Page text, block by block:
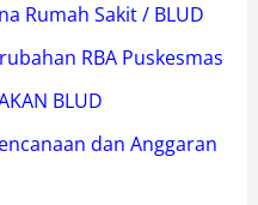
Rumah Sakit / BLUD
RBA Puskesmas
BLUD
dan Anggaran